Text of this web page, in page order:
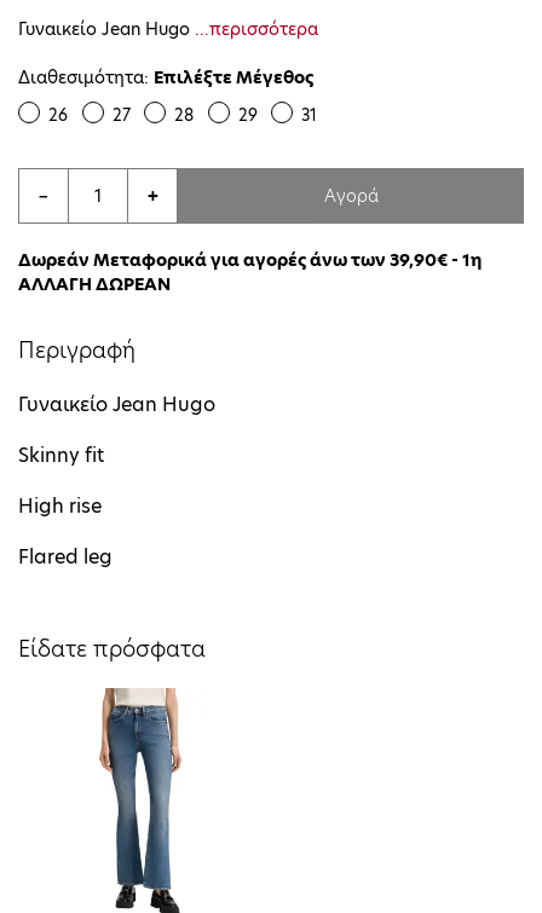
Γυναικείο Jean Hugo ...περισσότερα
Διαθεσιμότητα: Επιλέξτε Μέγεθος
26 27 28 29 31
− + Αγορά
Δωρεάν Μεταφορικά για αγορές άνω των 39,90€ - 1η
ΑΛΛΑΓΗ ΔΩΡΕΑΝ
Περιγραφή
Γυναικείο Jean Hugo
Skinny fit
High rise
Flared leg
Είδατε πρόσφατα